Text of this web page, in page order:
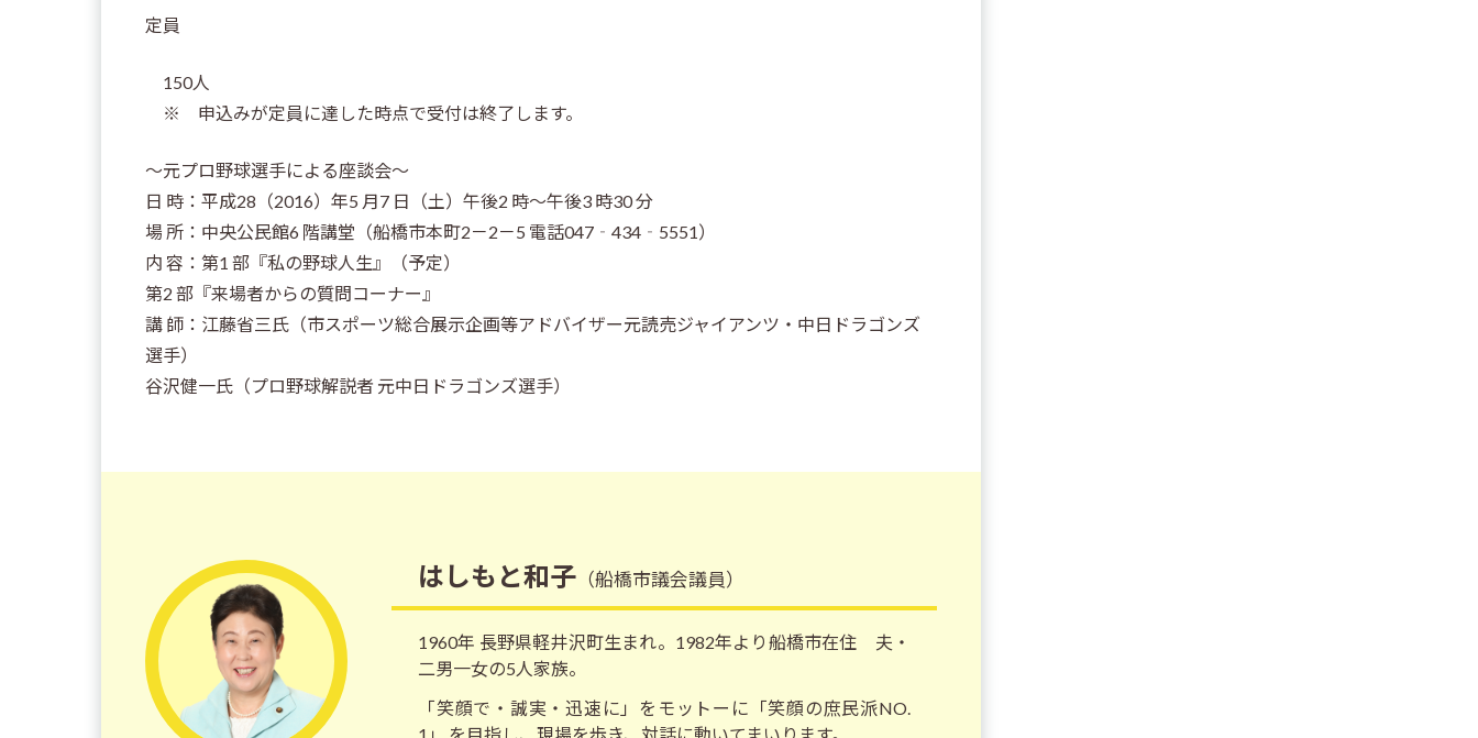
定員
150人
※ 申込みが定員に達した時点で受付は終了します。
～元プロ野球選手による座談会～
日 時：平成28（2016）年5 月7 日（土）午後2 時～午後3 時30 分
場 所：中央公民館6 階講堂（船橋市本町2－2－5 電話047‐434‐5551）
内 容：第1 部『私の野球人生』（予定）
第2 部『来場者からの質問コーナー』
講 師：江藤省三氏（市スポーツ総合展示企画等アドバイザー元読売ジャイアンツ・中日ドラゴンズ
選手）
谷沢健一氏（プロ野球解説者 元中日ドラゴンズ選手）
はしもと和子 （船橋市議会議員）
1960年 長野県軽井沢町生まれ。1982年より船橋市在住 夫・
二男一女の5人家族。
「笑顔で・誠実・迅速に」をモットーに「笑顔の庶民派NO.
1」 を目指し、現場を歩き、対話に動いてまいります。